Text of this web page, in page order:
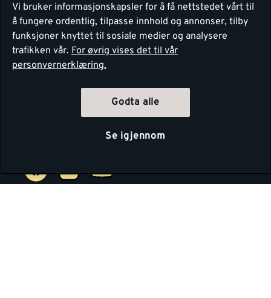
Kjøpsinformasjon
Retur- og angrerettsskjema
Montér Bedrift
Retur av EE-avfall
Ledige stillinger
Personvern
Våre kjøkkensentre
Vi bruker informasjonskapsler for å få nettstedet vårt til
å fungere ordentlig, tilpasse innhold og annonser, tilby
funksjoner knyttet til sosiale medier og analysere
trafikken vår. For øvrig vises det til vår
personvernerklæring.
Godta alle
Se igjennom